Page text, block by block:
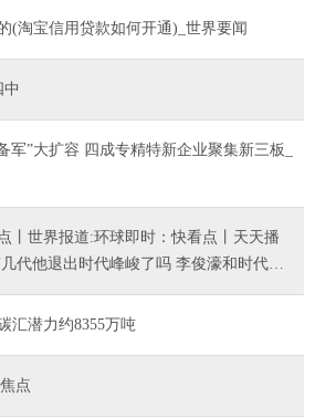
(淘宝信用贷款如何开通)_世界要闻
军”大扩容 四成专精特新企业聚集新三板_
丨世界报道:环球即时：快看点丨天天播
代他退出时代峰峻了吗 李俊濠和时代少
汇潜力约8355万吨
点